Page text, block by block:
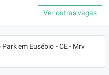
Ver outras vagas
em Eusébio - CE - Mrv